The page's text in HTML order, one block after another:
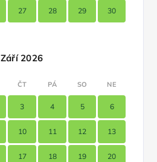
27 28 29 30
Září 2026
ČT PÁ SO NE
3 4 5 6
10 11 12 13
17 18 19 20